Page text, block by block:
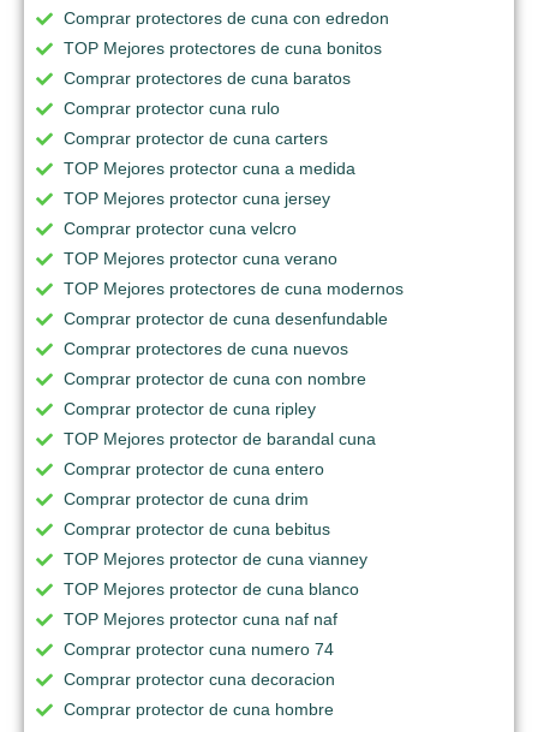
Comprar protectores de cuna con edredon
TOP Mejores protectores de cuna bonitos
Comprar protectores de cuna baratos
Comprar protector cuna rulo
Comprar protector de cuna carters
TOP Mejores protector cuna a medida
TOP Mejores protector cuna jersey
Comprar protector cuna velcro
TOP Mejores protector cuna verano
TOP Mejores protectores de cuna modernos
Comprar protector de cuna desenfundable
Comprar protectores de cuna nuevos
Comprar protector de cuna con nombre
Comprar protector de cuna ripley
TOP Mejores protector de barandal cuna
Comprar protector de cuna entero
Comprar protector de cuna drim
Comprar protector de cuna bebitus
TOP Mejores protector de cuna vianney
TOP Mejores protector de cuna blanco
TOP Mejores protector cuna naf naf
Comprar protector cuna numero 74
Comprar protector cuna decoracion
Comprar protector de cuna hombre